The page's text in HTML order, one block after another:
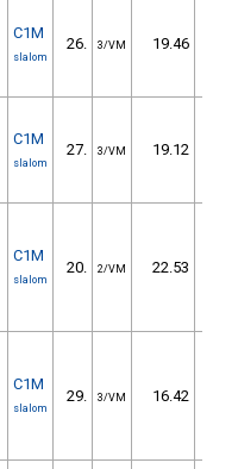
C1M
slalom
26. 3/VM 19.46
C1M
slalom
27. 3/VM 19.12
C1M
slalom
20. 2/VM 22.53
C1M
slalom
29. 3/VM 16.42